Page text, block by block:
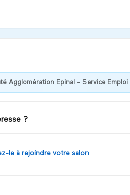
Agglomération Epinal - Service Emploi
?
le à rejoindre votre salon